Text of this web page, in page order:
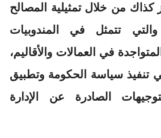
كذاك من خلال تمثيلية المصالح
والتي تتمثل في المندوبيات
في العمالات والأقاليم،
تنفيذ سياسة الحكومة وتطبيق
الصادرة عن الإدارة